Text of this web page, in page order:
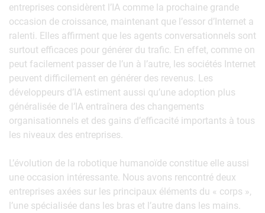
entreprises considèrent l’IA comme la prochaine grande
occasion de croissance, maintenant que l’essor d’Internet a
ralenti. Elles affirment que les agents conversationnels sont
surtout efficaces pour générer du trafic. En effet, comme on
peut facilement passer de l’un à l’autre, les sociétés Internet
peuvent difficilement en générer des revenus. Les
développeurs d’IA estiment aussi qu’une adoption plus
généralisée de l’IA entraînera des changements
organisationnels et des gains d’efficacité importants à tous
les niveaux des entreprises.
L’évolution de la robotique humanoïde constitue elle aussi
une occasion intéressante. Nous avons rencontré deux
entreprises axées sur les principaux éléments du « corps »,
l’une spécialisée dans les bras et l’autre dans les mains.